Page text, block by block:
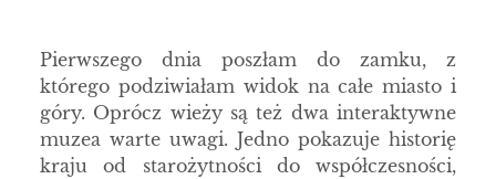
Pierwszego dnia poszłam do zamku, z
którego podziwiałam widok na całe miasto i
góry. Oprócz wieży są też dwa interaktywne
muzea warte uwagi. Jedno pokazuje historię
kraju od starożytności do współczesności,